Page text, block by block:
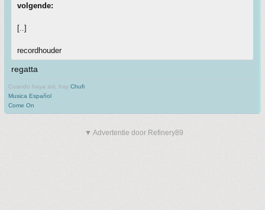
volgende:
[..]
recordhouder
regatta
Cuando haya sol, hay Chufi
Musica Español
Come On
▼ Advertentie door Refinery89